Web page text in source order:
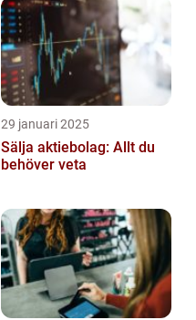
29 januari 2025
Sälja aktiebolag: Allt du
behöver veta